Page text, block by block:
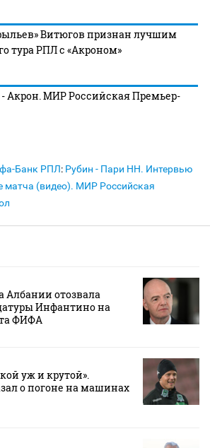
Витюгов признан лучшим
тура РПЛ с «Акроном»
Акрон. МИР Российская Премьер-
Банк РПЛ: Рубин - Пари НН. Интервью
матча (видео). МИР Российская
Албании отозвала
Инфантино на
ФИФА
уж и крутой».
о погоне на машинах